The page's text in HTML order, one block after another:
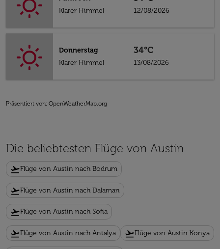
Klarer Himmel
12/08/2026
Donnerstag
Klarer Himmel
34°C
13/08/2026
Präsentiert von: OpenWeatherMap.org
Die beliebtesten Flüge von Austin
flight_takeoffFlüge von Austin nach Bodrum
flight_takeoffFlüge von Austin nach Dalaman
flight_takeoffFlüge von Austin nach Sofia
flight_takeoffFlüge von Austin nach Antalya flight_takeoffFlüge von Austin Konya